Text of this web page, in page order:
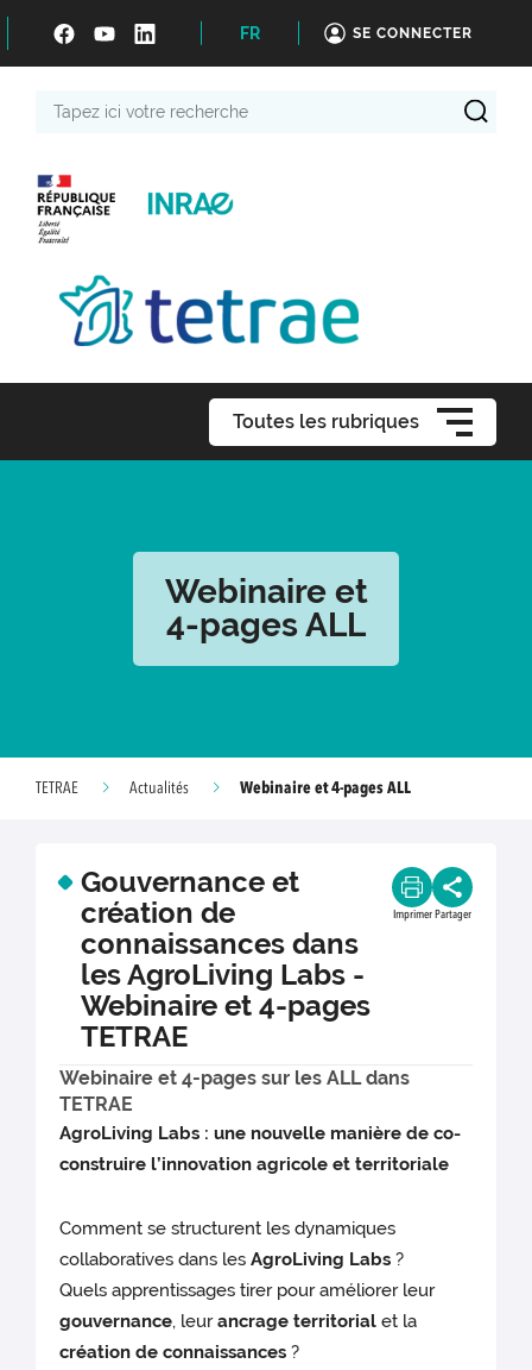
FR SE CONNECTER
Toutes les rubriques
Webinaire et
4-pages ALL
TETRAE Actualités Webinaire et 4-pages ALL
Gouvernance et
création de
connaissances dans
les AgroLiving Labs -
Webinaire et 4-pages
TETRAE
Imprimer Partager
Webinaire et 4-pages sur les ALL dans
TETRAE
AgroLiving Labs : une nouvelle manière de co-
construire l’innovation agricole et territoriale
Comment se structurent les dynamiques
collaboratives dans lesAgroLiving Labs ?
Quels apprentissages tirer pour améliorer leur
gouvernance, leurancrage territorial et la
création de connaissances ?